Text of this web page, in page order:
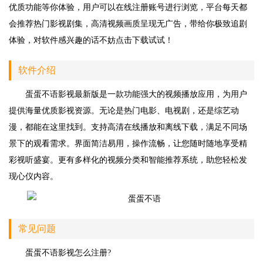
优质功能等你体验，用户可以在线注册账号进行浏览，平台每天都
会推荐热门影视剧集，高清视频画质呈现无广告，带给你极致追剧
体验，对软件感兴趣的话不妨点击下载试试！
软件介绍
蛋蛋不语影视最新版是一款功能强大的视频播放应用，为用户
提供海量优质影视资源。无论是热门电影、电视剧，还是综艺动
漫，都能在这里找到。支持高清在线播放和离线下载，满足不同场
景下的观看需求。界面简洁易用，操作流畅，让您随时随地享受精
彩视听盛宴。更有多样化的视频分类和智能推荐系统，助您轻松发
现心仪内容。
常见问题
蛋蛋不语影视怎么注册?